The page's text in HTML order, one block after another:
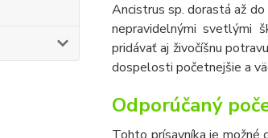
Ancistrus sp. dorastá až
nepravidelnými svetlými
pridávať aj živočíšnu
dospelosti početnejšie a
Odporúčaný